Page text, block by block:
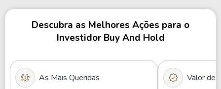
Descubra as Melhores Ações para o
Investidor Buy And Hold
As Mais Queridas Valor de